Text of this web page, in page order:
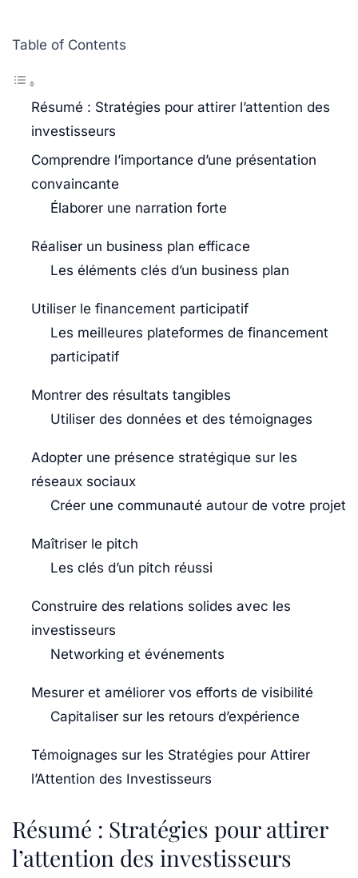
Table of Contents
Résumé : Stratégies pour attirer l’attention des
investisseurs
Comprendre l’importance d’une présentation
convaincante
Élaborer une narration forte
Réaliser un business plan efficace
Les éléments clés d’un business plan
Utiliser le financement participatif
Les meilleures plateformes de financement
participatif
Montrer des résultats tangibles
Utiliser des données et des témoignages
Adopter une présence stratégique sur les
réseaux sociaux
Créer une communauté autour de votre projet
Maîtriser le pitch
Les clés d’un pitch réussi
Construire des relations solides avec les
investisseurs
Networking et événements
Mesurer et améliorer vos efforts de visibilité
Capitaliser sur les retours d’expérience
Témoignages sur les Stratégies pour Attirer
l’Attention des Investisseurs
Résumé : Stratégies pour attirer
l’attention des investisseurs